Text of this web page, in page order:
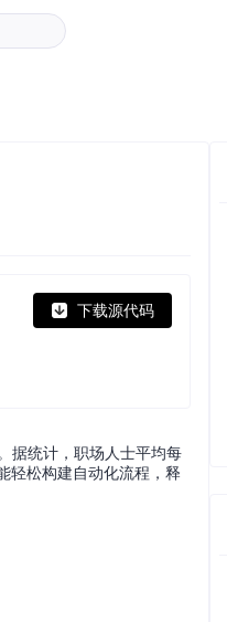
下载源代码
据统计，职场人士平均每
轻松构建自动化流程，释